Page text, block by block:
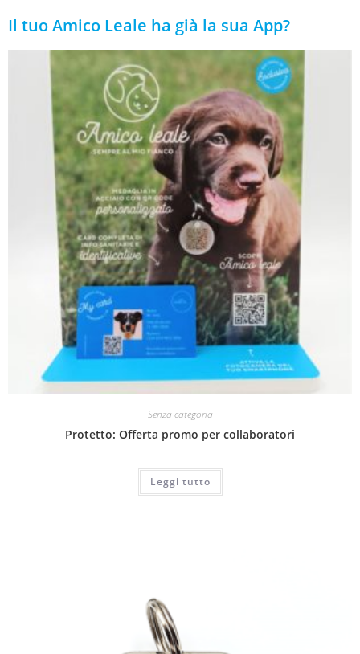
Il tuo Amico Leale ha già la sua App?
Senza categoria
Protetto: Offerta promo per collaboratori
Leggi tutto